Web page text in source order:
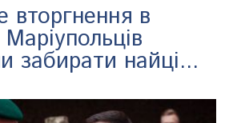
вторгнення в
забирати найці...